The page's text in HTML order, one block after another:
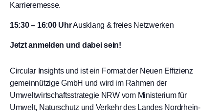
Karrieremesse.
15:30 – 16:00 UhrAusklang & freies Netzwerken
Jetzt anmelden und dabei sein!
Circular Insights und ist ein Format der Neuen Effizienz
gemeinnützige GmbH und wird im Rahmen der
Umweltwirtschaftsstrategie NRW vom Ministerium für
Umwelt, Naturschutz und Verkehr des Landes Nordrhein-